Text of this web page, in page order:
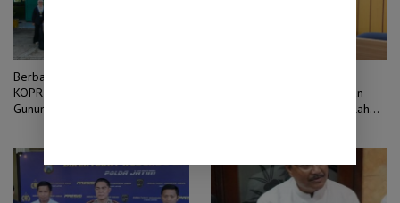
Berbagi Ilmu dan Kepedulian,
KOPRI PMII DIY Warnai
Gunungkidul dengan Semangat
Bangun Rumah Aman Korban
Kekerasan Seksual di Sekolah